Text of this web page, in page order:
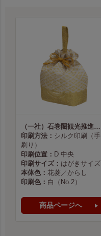
（一社）石巻圏観光推進機構様
印刷方法： シルク印刷（手
刷り）
印刷位置： D 中央
印刷サイズ： はがきサイズ
本体色： 花菱／からし
印刷色： 白（No.2）
商品ページへ